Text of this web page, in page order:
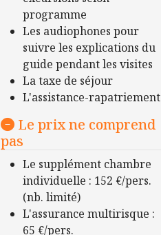
programme
Les audiophones pour
suivre les explications du
guide pendant les visites
La taxe de séjour
L'assistance-rapatriement
Le prix ne comprend
pas
Le supplément chambre
individuelle : 152 €/pers.
(nb. limité)
L'assurance multirisque :
65 €/pers.